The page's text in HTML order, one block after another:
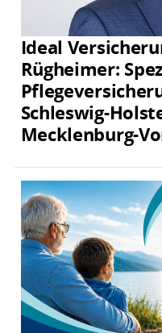
Ideal
Rügheimer:
Schleswig-
Mecklenburg-